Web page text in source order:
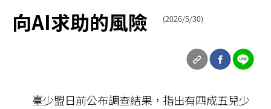
向AI求助的風險 (2026/5/30)
臺少盟日前公布調查結果，指出有四成五兒少